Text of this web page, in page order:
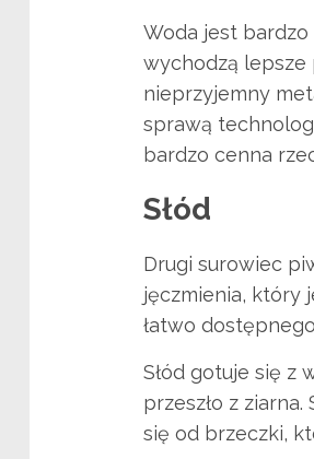
Woda jest
wychodzą lepsze
nieprzyjemny
sprawą
bardzo cenna
Słód
Drugi surowiec
jęczmienia, który
łatwo
Słód gotuje się z
przeszło z
się od brzeczki,